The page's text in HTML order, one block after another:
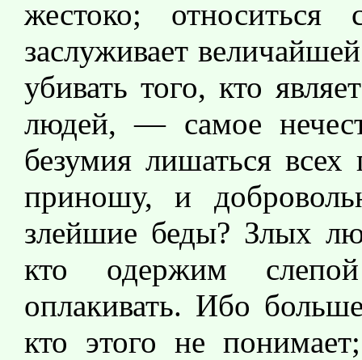
жестоко;
заслуживает
убивать того, кто
людей, — самое
безумия лишаться
приношу, и
злейшие беды? Злых
кто одержим
оплакивать. Ибо
кто этого не